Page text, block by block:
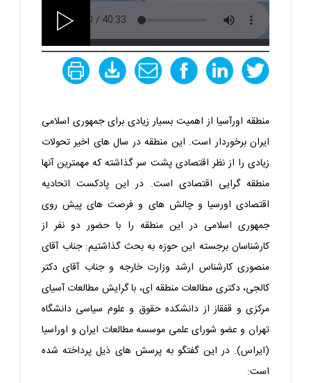
منطقه اورآسیا از اهمیت بسیار زیادی برای جمهوری اسلامی
ایران برخوردار است. این منطقه در سال های اخیر تحولات
زیادی را از نظر اقتصادی پشت سر گذاشته که مهمترین آنها
منطقه گرایی اقتصادی است. در این پادکست اتحادیه
اقتصادی اورسیا و چالش های و فرصت های پیش روی
جمهوری اسلامی در این منطقه را با حضور دو نفر از
کارشناسان برجسته این حوزه به بحث گذاشتیم: جناب آقای
منصوری کارشناس ارشد وزارت خارجه و جناب آقای دکتر
کالجی، دکتری مطالعات منطقه ای، با گرایش مطالعات آسیای
مرکزی و قفقاز از دانشکده حقوق و علوم سیاسی دانشگاه
تهران و عضو شورای علمی موسسه مطالعات ایران و اوراسیا
(ایراس). در این گفتگو به پرسش های ذیل پرداخته شده
است: